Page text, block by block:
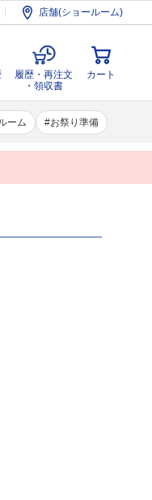
店舗(ショールーム)
履歴・再注文
・領収書
カート
ーム お祭り準備
履歴・再注文
・領収書
カート